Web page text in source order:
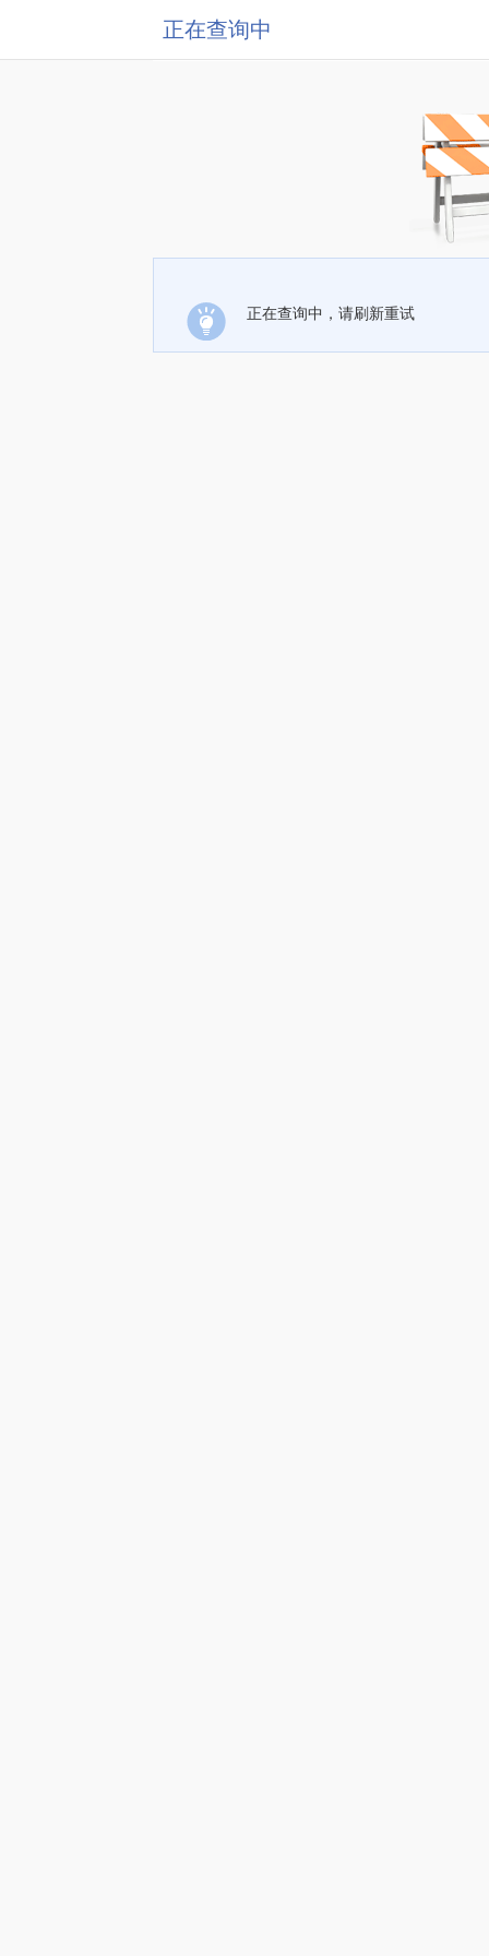
正在查询中
正在查询中，请刷新重试